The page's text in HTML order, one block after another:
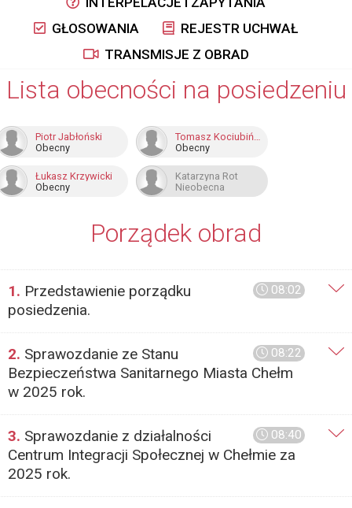
GŁOSOWANIA
REJESTR UCHWAŁ
TRANSMISJE Z OBRAD
Lista obecności na posiedzeniu
Piotr Jabłoński
Obecny
Tomasz Kociubiński
Obecny
Łukasz Krzywicki
Obecny
Katarzyna Rot
Nieobecna
Porządek obrad
08:02
1. Przedstawienie porządku
posiedzenia.
08:22
2. Sprawozdanie ze Stanu
Bezpieczeństwa Sanitarnego Miasta Chełm
w 2025 rok.
08:40
3. Sprawozdanie z działalności
Centrum Integracji Społecznej w Chełmie za
2025 rok.